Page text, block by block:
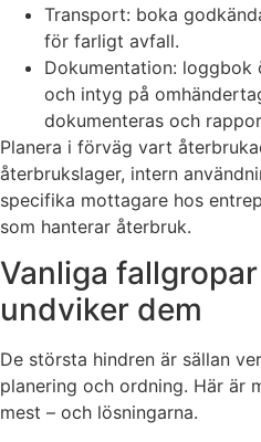
Transport: boka
för farligt avfall.
Dokumentation: loggbok
och intyg på
dokumenteras och
Planera i förväg vart
återbrukslager, intern
specifika mottagare hos
som hanterar återbruk.
Vanliga
undviker dem
De största hindren är sällan
planering och ordning. Här är
mest – och lösningarna.